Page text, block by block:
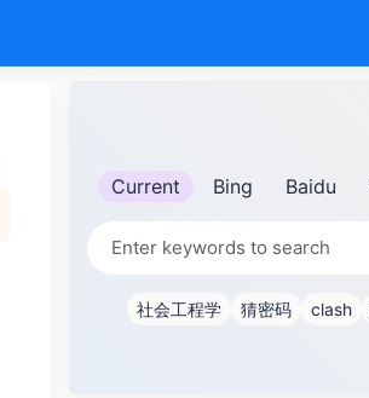
Current Bing Baidu
社会工程学 猜密码 clash